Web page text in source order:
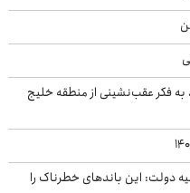
به فکر عقب‌نشینی از منطقه خلیج
دولت: این باندهای خطرناک را